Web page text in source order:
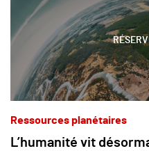
Ressources planétaires
L’humanité vit